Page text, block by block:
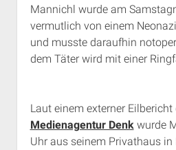
Termine
Antifaschistische
Antifaschistische
Chronologie
Das Archiv
RSS-Feeds, Twitter
Bibliothek
Mannichl wurde am
vermutlich von einem
und musste daraufhin
dem Täter wird mit einer
Laut einem externer Eilbericht
Medienagentur Denk wurde
Uhr aus seinem Privathaus in